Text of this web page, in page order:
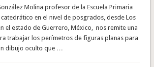
Molina profesor de la Escuela Primaria
en el nivel de posgrados, desde Los
el estado de Guerrero, México, nos remite una
trabajar los perímetros de figuras planas para
dibujo oculto que …